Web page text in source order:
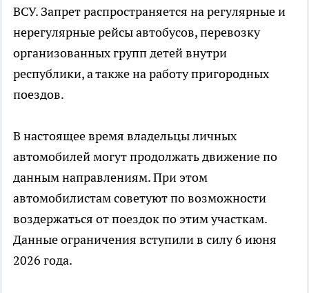
ВСУ. Запрет распространяется на регулярные и
нерегулярные рейсы автобусов, перевозку
организованных групп детей внутри
республики, а также на работу пригородных
поездов.
В настоящее время владельцы личных
автомобилей могут продолжать движение по
данным направлениям. При этом
автомобилистам советуют по возможности
воздержаться от поездок по этим участкам.
Данные ограничения вступили в силу 6 июня
2026 года.